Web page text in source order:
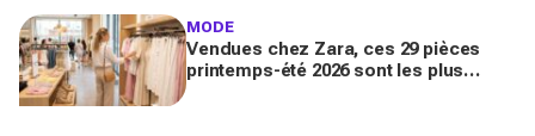
MODE
Vendues chez Zara, ces 29 pièces
printemps-été 2026 sont les plus